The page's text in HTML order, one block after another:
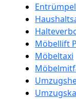
Möbellift
Möbeltaxi